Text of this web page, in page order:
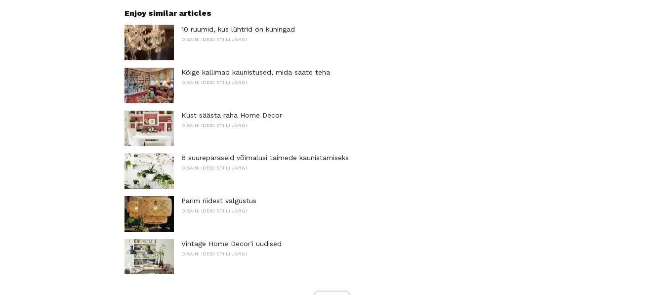
Enjoy similar articles
10 ruumid, kus lühtrid on kuningad
DISAINI IDEID STIILI JÄRGI
Kõige kallimad kaunistused, mida saate teha
DISAINI IDEID STIILI JÄRGI
Kust säästa raha Home Decor
DISAINI IDEID STIILI JÄRGI
6 suurepäraseid võimalusi taimede kaunistamiseks
DISAINI IDEID STIILI JÄRGI
Parim riidest valgustus
DISAINI IDEID STIILI JÄRGI
Vintage Home Decor'i uudised
DISAINI IDEID STIILI JÄRGI